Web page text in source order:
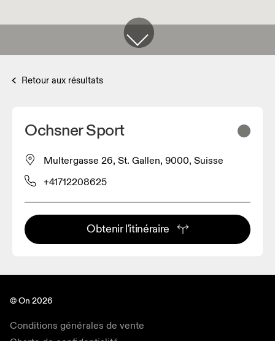
Retour aux résultats
Ochsner Sport
Multergasse 26, St. Gallen, 9000, Suisse
+41712208625
Obtenir l'itinéraire
© On 2026
Conditions générales de vente